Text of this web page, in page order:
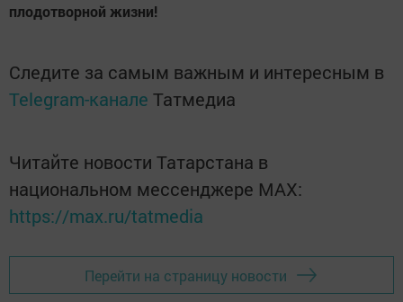
плодотворной жизни!
Следите за самым важным и интересным в
Telegram-канале Татмедиа
Читайте новости Татарстана в
национальном мессенджере MАХ:
https://max.ru/tatmedia
Перейти на страницу новости